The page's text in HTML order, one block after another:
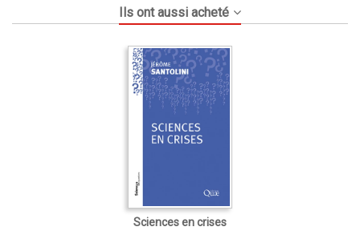
Ils ont aussi acheté
Sciences en crises